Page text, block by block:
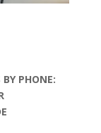
PHONE: